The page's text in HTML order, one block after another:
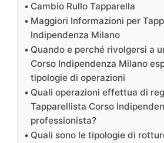
Cambio Rullo Tapparella
Maggiori Informazioni per
Indipendenza Milano
Quando e perché rivolgersi a
Corso Indipendenza Milano
tipologie di operazioni
Quali operazioni effettua di
Tapparellista Corso
professionista?
Quali sono le tipologie di